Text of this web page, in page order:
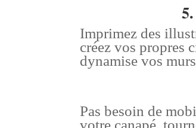
Imprimez des
créez vos propres
dynamise vos
Pas besoin de
votre canapé,